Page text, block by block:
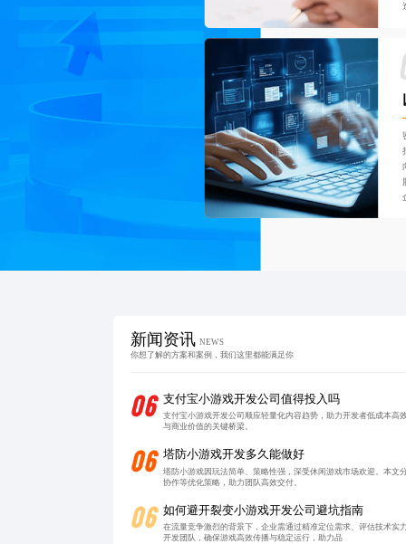
新闻资讯 NEWS
你想了解的方案和案例，我们这里都能满足你
06 支付宝小游戏开发公司值得投入吗
支付宝小游戏开发公司顺应轻量化内容趋势，助力开发者低成本
与商业价值的关键桥梁。
06 塔防小游戏开发多久能做好
塔防小游戏因玩法简单、策略性强，深受休闲游戏市场欢迎。本
协作等优化策略，助力团队高效交付。
06 如何避开裂变小游戏开发公司避坑指南
在流量竞争激烈的背景下，企业需通过精准定位需求、评估技术
开发团队，确保游戏高效传播与稳定运行，助力品